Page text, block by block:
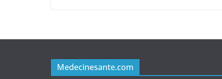
Medecinesante.com